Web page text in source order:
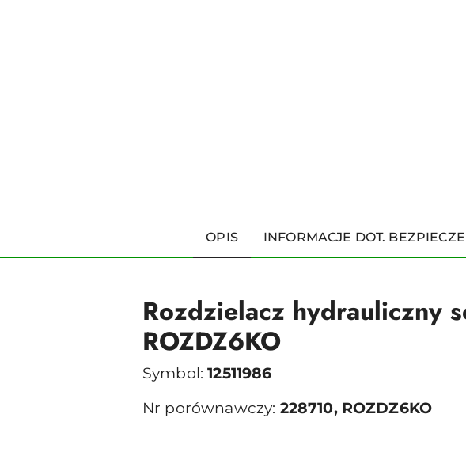
OPIS INFORMACJE DOT.
Rozdzielacz hydrauliczny
ROZDZ6KO
Symbol:12511986
Nr porównawczy: 228710, ROZDZ6KO